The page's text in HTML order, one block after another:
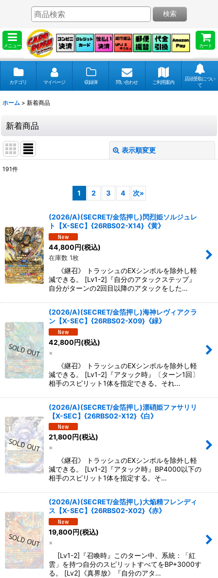
メニュー カート
検索
カテゴリ マイページ 収録弾 問い合わせ ご利用案内
店頭受取につい
て
ホーム > 新着商品
新着商品
表示順変更
絞り込む
191件
1 2 3 4 次»
(2026/A)(SECRET/金箔押し)閃烈姫ソルジュレ
ト【X-SEC】{26RBS02-X14}《黄》
44,800円(税込)
在庫数 1枚
《継召》 トラッシュのEXシンボルを除外し軽
減できる。 [Lv1-2]『自分のアタックステップ』
自分がターンの2回目以降のアタックをした…
(2026/A)(SECRET/金箔押し)海神レヴィアクラ
ン【X-SEC】{26RBS02-X09}《緑》
42,800円(税込)
×
《継召》 トラッシュのEXシンボルを除外し軽
減できる。 [Lv1-2]『アタック時』〔ターン1回〕
相手のスピリット1体を指定できる。それ…
(2026/A)(SECRET/金箔押し)漂硝姫ファサリリ
【X-SEC】{26RBS02-X12}《白》
21,800 円(税込)
×
《継召》 トラッシュのEXシンボルを除外し軽
減できる。 [Lv1-2]『アタック時』BP4000以下の
相手のスピリット1体を指定する。そ…
(2026/A)(SECRET/金箔押し)大焔精フレンディ
ス【X-SEC】{26RBS02-X02}《赤》
19,800円(税込)
×
[Lv1-2]『召喚時』このターン中、系統：「紅
雲」を持つ自分のスピリットすべてをBP+3000す
る。 [Lv2]《真界放》『自分のアタ…